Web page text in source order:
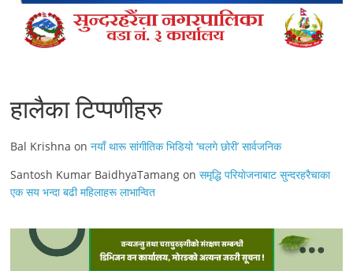
हालैका टिप्पणीहरु
Bal Krishna onनयाँ थारू सांगीतिक भिडियो ‘चलगे छोरी’ सार्वजनिक
Santosh Kumar BaidhyaTamang onसमृद्धि परियाेजनाबाट सुन्दरहरैचाका
एक सय भन्दा बढी महिलाहरू लाभान्वित